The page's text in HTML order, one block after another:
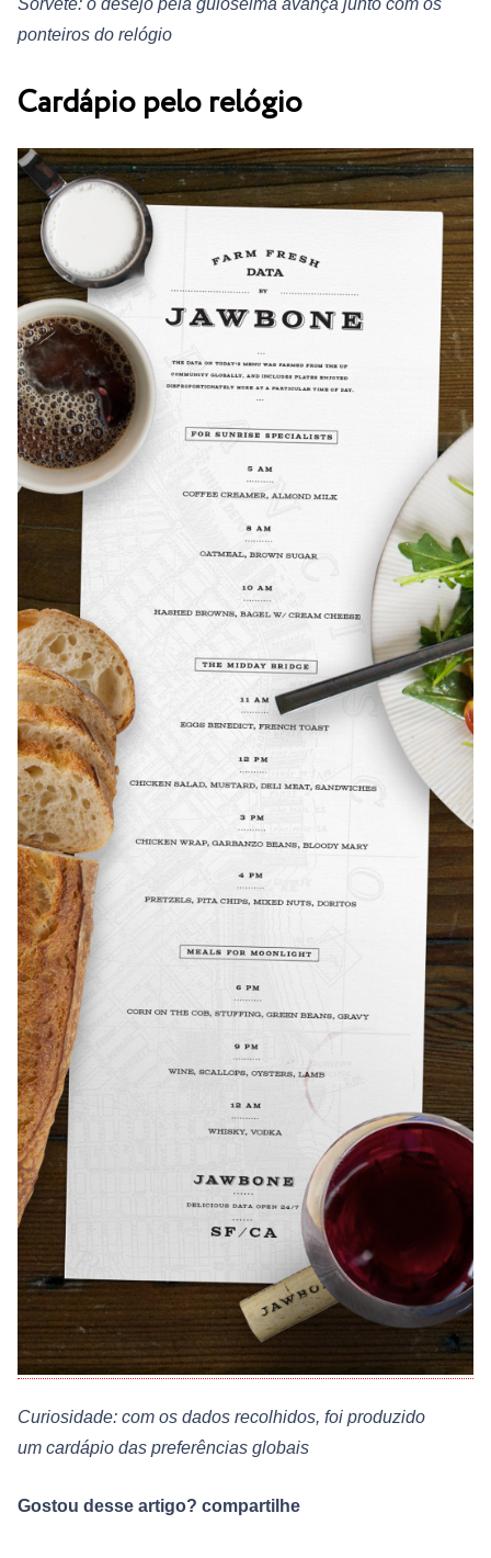
ponteiros do relógio
Cardápio pelo relógio
Curiosidade: com os dados recolhidos, foi produzido
um cardápio das preferências globais
Gostou desse artigo? compartilhe